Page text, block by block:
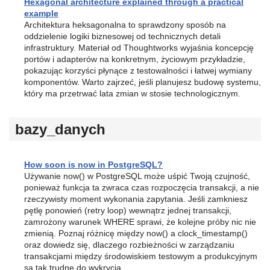
example
Architektura heksagonalna to sprawdzony sposób na
oddzielenie logiki biznesowej od technicznych detali
infrastruktury. Materiał od Thoughtworks wyjaśnia koncepcję
portów i adapterów na konkretnym, życiowym przykładzie,
pokazując korzyści płynące z testowalności i łatwej wymiany
komponentów. Warto zajrzeć, jeśli planujesz budowę systemu,
który ma przetrwać lata zmian w stosie technologicznym.
bazy_danych
How soon is now in PostgreSQL?
Używanie now() w PostgreSQL może uśpić Twoją czujność,
ponieważ funkcja ta zwraca czas rozpoczęcia transakcji, a nie
rzeczywisty moment wykonania zapytania. Jeśli zamkniesz
pętlę ponowień (retry loop) wewnątrz jednej transakcji,
zamrożony warunek WHERE sprawi, że kolejne próby nic nie
zmienią. Poznaj różnicę między now() a clock_timestamp()
oraz dowiedz się, dlaczego rozbieżności w zarządzaniu
transakcjami między środowiskiem testowym a produkcyjnym
są tak trudne do wykrycia.